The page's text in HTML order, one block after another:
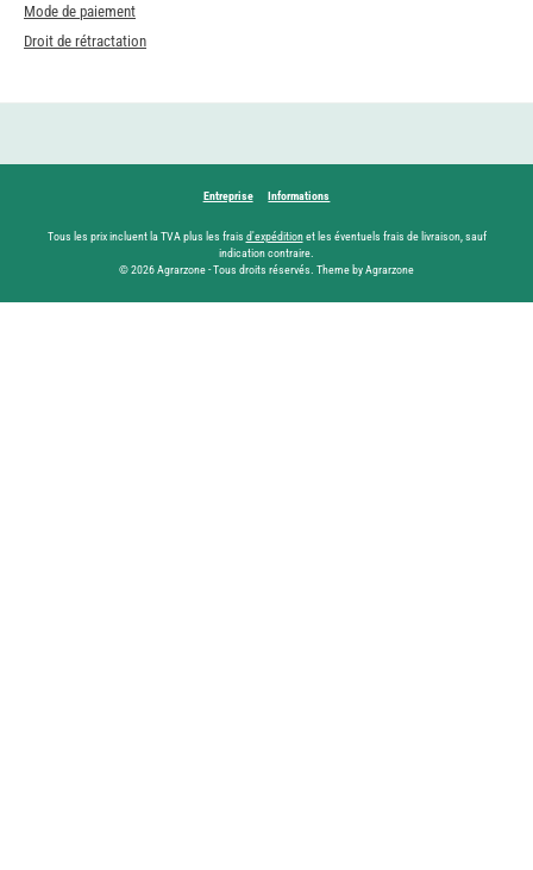
Mode de paiement
Droit de rétractation
Entreprise Informations
Tous les prix incluent la TVA plus les frais d'expéditionet les éventuels frais de livraison, sauf
indication contraire.
© 2026 Agrarzone - Tous droits réservés. Theme by Agrarzone